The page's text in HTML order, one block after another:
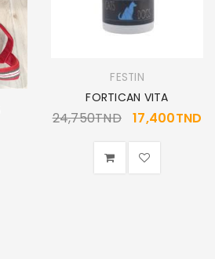
FESTIN
FORTICAN VITA
24,750TND 17,400TND